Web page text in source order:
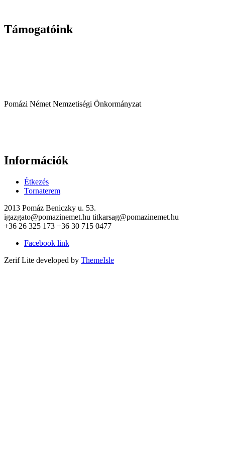
Támogatóink
Pomázi Német Nemzetiségi Önkormányzat
Információk
Étkezés
Tornaterem
2013 Pomáz Beniczky u. 53.
igazgato@pomazinemet.hu titkarsag@pomazinemet.hu
+36 26 325 173 +36 30 715 0477
Facebook link
Zerif Lite developed by ThemeIsle